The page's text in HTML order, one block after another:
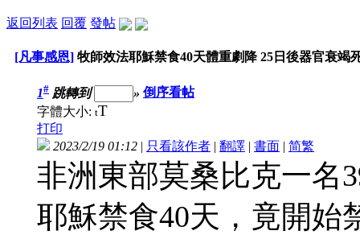
返回列表 回覆 發帖
[凡事感恩] 牧師效法耶穌禁食40天體重劇降 25日後器官衰竭
1# 跳轉到 » 倒序看帖
字體大小: tT
打印
2023/2/19 01:12 | 只看該作者 | 翻譯 | 書面 | 简繁
非洲東部莫桑比克一名
耶穌禁食40天，竟開始